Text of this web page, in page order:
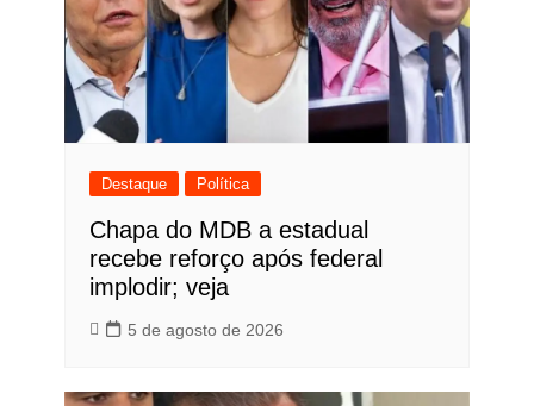
Destaque Política
Chapa do MDB a estadual
recebe reforço após federal
implodir; veja
5 de agosto de 2026